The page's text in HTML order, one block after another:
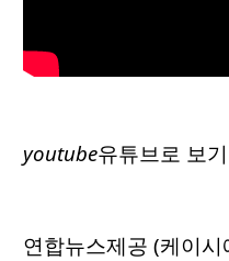
youtube유튜브로 보기
연합뉴스제공 (케이